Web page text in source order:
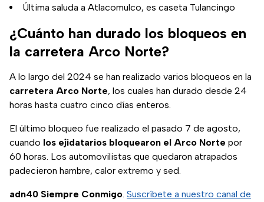
Última saluda a Atlacomulco, es caseta Tulancingo
¿Cuánto han durado los bloqueos en
la carretera Arco Norte?
A lo largo del 2024 se han realizado varios bloqueos en la
carretera Arco Norte, los cuales han durado desde 24
horas hasta cuatro cinco días enteros.
El último bloqueo fue realizado el pasado 7 de agosto,
cuando los ejidatarios bloquearon el Arco Norte por
60 horas. Los automovilistas que quedaron atrapados
padecieron hambre, calor extremo y sed.
adn40 Siempre Conmigo. Suscríbete a nuestro canal de